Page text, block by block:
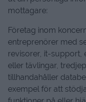
mottagare:
Företag inom
entreprenörer med
revisorer, it-support,
eller tävlingar,
tillhandahåller
exempel för att